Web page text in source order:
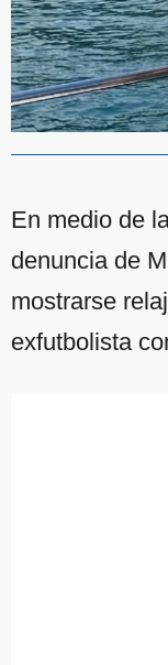
En medio de
denuncia de
mostrarse
exfutbolista